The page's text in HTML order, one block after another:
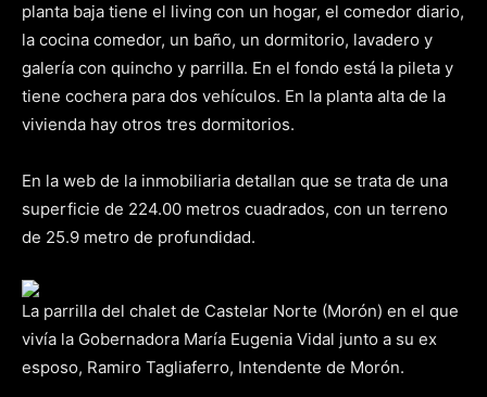
planta baja tiene el living con un hogar, el comedor diario,
la cocina comedor, un baño, un dormitorio, lavadero y
galería con quincho y parrilla. En el fondo está la pileta y
tiene cochera para dos vehículos. En la planta alta de la
vivienda hay otros tres dormitorios.
En la web de la inmobiliaria detallan que se trata de una
superficie de 224.00 metros cuadrados, con un terreno
de 25.9 metro de profundidad.
La parrilla del chalet de Castelar Norte (Morón) en el que
vivía la Gobernadora María Eugenia Vidal junto a su ex
esposo, Ramiro Tagliaferro, Intendente de Morón.